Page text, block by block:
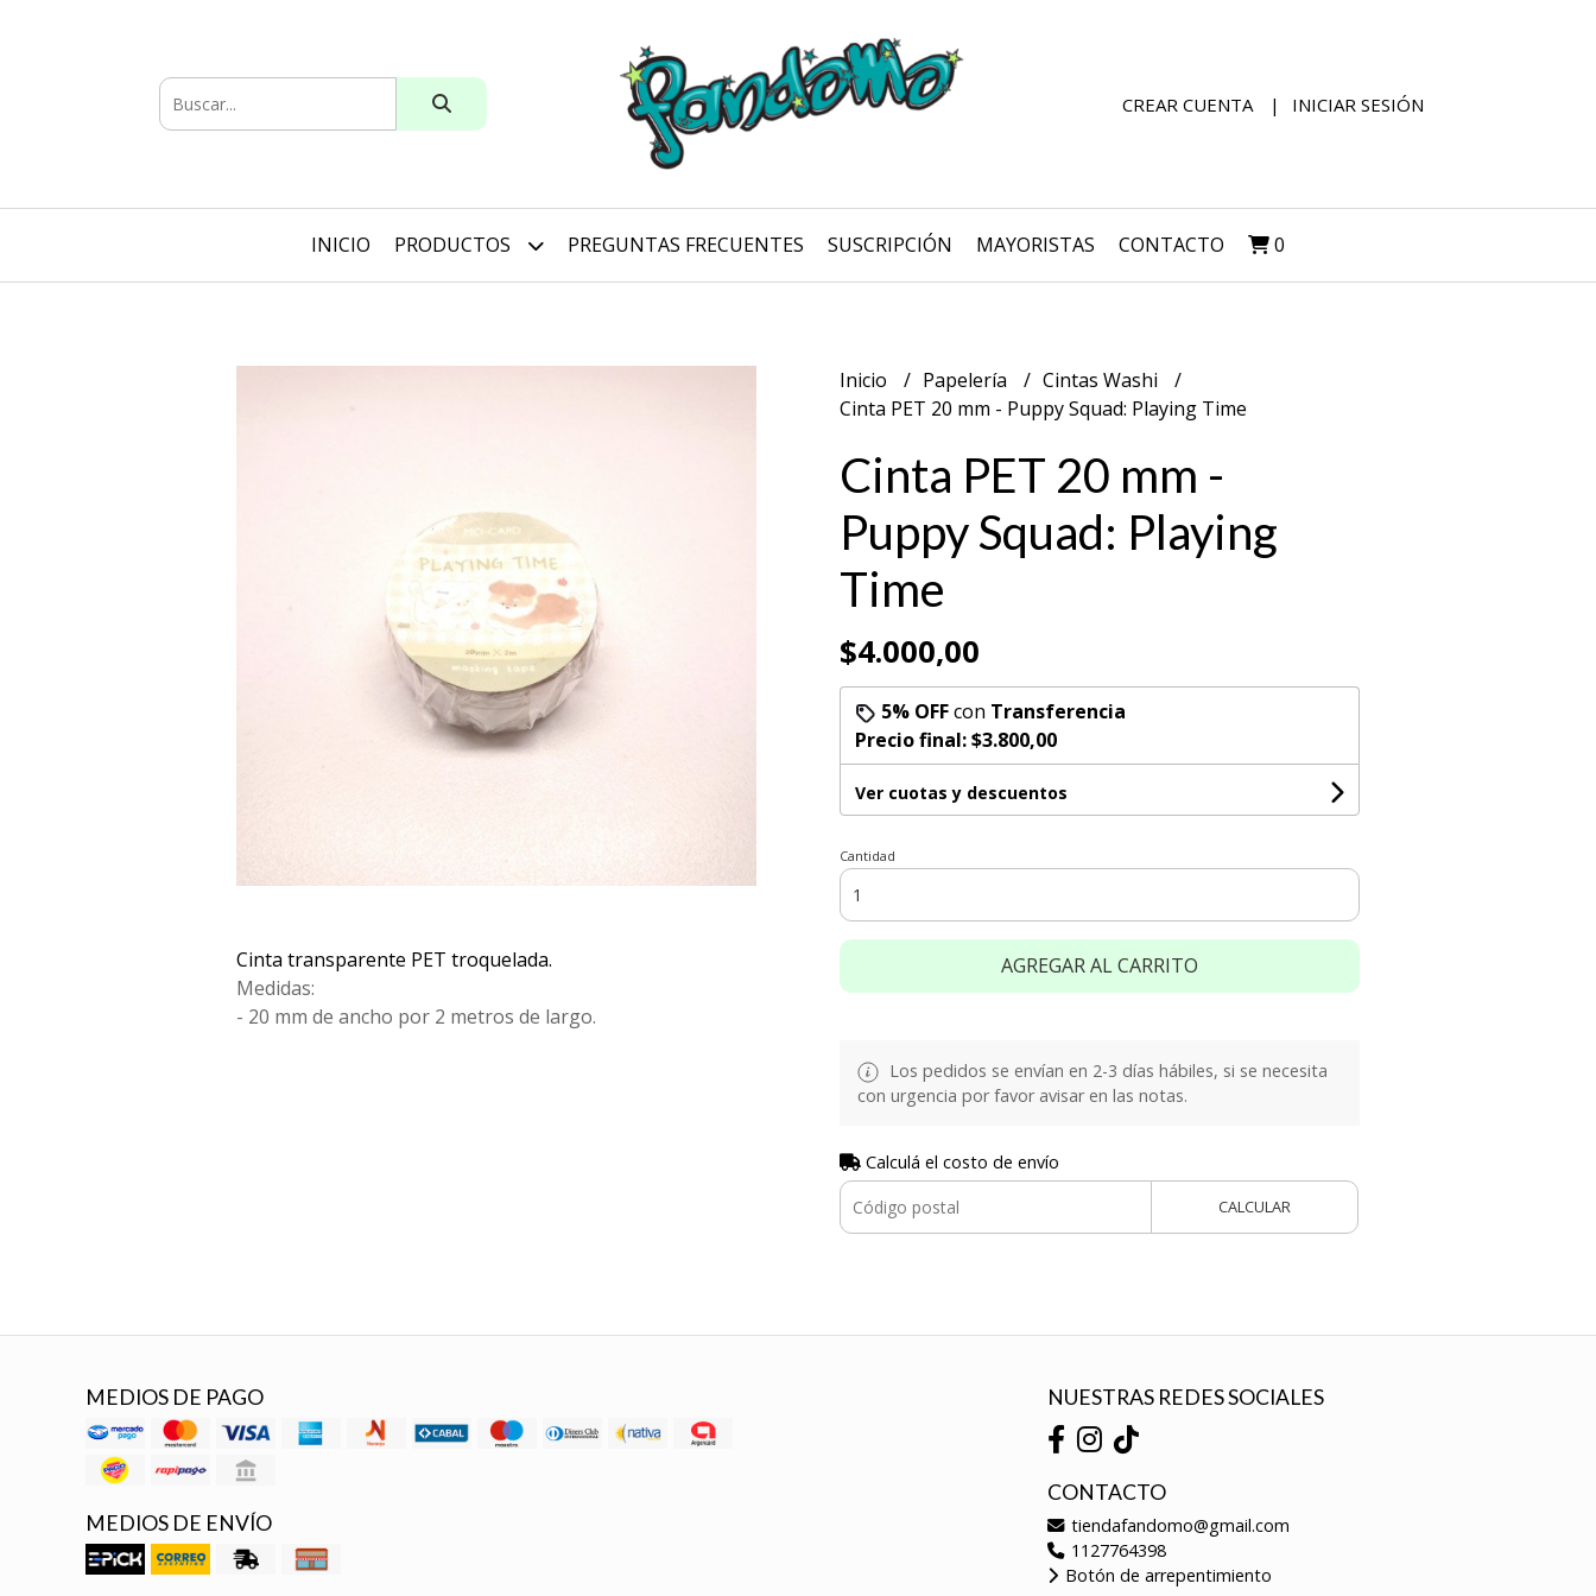
CREAR CUENTA INICIAR SESIÓN
INICIO PRODUCTOS PREGUNTAS FRECUENTES SUSCRIPCIÓN MAYORISTAS CONTACTO 0
Cinta transparente PET troquelada.
Medidas:
- 20 mm de ancho por 2 metros de largo.
Inicio Papelería
Cintas Washi
Cinta PET 20 mm - Puppy Squad: Playing Time
Cinta PET 20 mm -
Puppy Squad: Playing
Time
$4.000,00
5% OFFcon Transferencia
Precio final:$3.800,00
Ver cuotas y descuentos
Cantidad
AGREGAR AL CARRITO
Los pedidos se envían en 2-3 días hábiles, si se necesita
con urgencia por favor avisar en las notas.
Calculá el costo de envío
CALCULAR
MEDIOS DE PAGO
MEDIOS DE ENVÍO
NUESTRAS REDES SOCIALES
CONTACTO
tiendafandomo@gmail.com
1127764398
Botón de arrepentimiento